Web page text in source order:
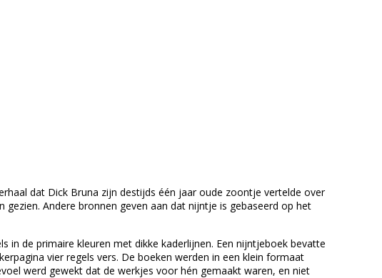
dat Dick Bruna zijn destijds één jaar oude zoontje vertelde over
gezien. Andere bronnen geven aan dat nijntje is gebaseerd op het
in de primaire kleuren met dikke kaderlijnen. Een nijntjeboek bevatte
vier regels vers. De boeken werden in een klein formaat
werd gewekt dat de werkjes voor hén gemaakt waren, en niet